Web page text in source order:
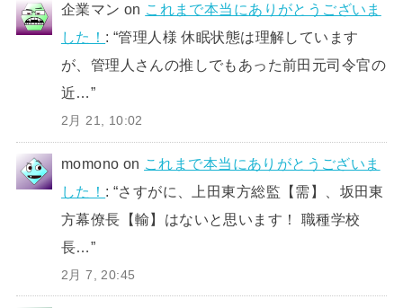
企業マン on これまで本当にありがとうございま
した！ : “管理人様 休眠状態は理解しています
が、管理人さんの推しでもあった前田元司令官の
近…”
2月 21, 10:02
momono on これまで本当にありがとうございま
した！ : “さすがに、上田東方総監【需】、坂田東
方幕僚長【輸】はないと思います！ 職種学校
長…”
2月 7, 20:45